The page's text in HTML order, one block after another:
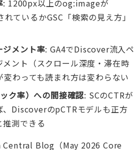
: 1200px以上のog:imageが
ているかGSC「検索の見え方」
ジメント率: GA4でDiscover流入ペ
ント（スクロール深度・滞在時
わっても読まれ方は変わらない
ク率）への間接確認: SCのCTRが
、DiscoverのpCTRモデルも正方
測できる
Central Blog（May 2026 Core